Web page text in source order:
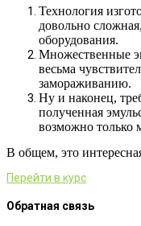
Технология
довольно
оборудования.
Множественные
весьма
замораживанию.
Ну и наконец,
полученная
возможно только
В общем, это
Перейти в курс
Обратная связь